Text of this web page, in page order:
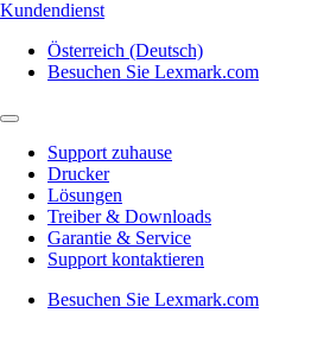
Kundendienst
Österreich (Deutsch)
Besuchen Sie Lexmark.com
Support zuhause
Drucker
Lösungen
Treiber & Downloads
Garantie & Service
Support kontaktieren
Besuchen Sie Lexmark.com